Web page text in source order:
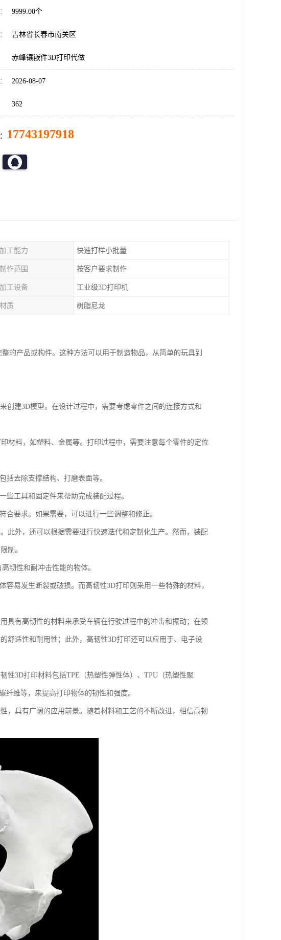
9999.00个
吉林省长春市南关区
赤峰镶嵌件3D打印代做
2026-08-07
362
17743197918
加工能力 快速打样小批量
制作范围 按客户要求制作
加工设备 工业级3D打印机
材质 树脂尼龙
的产品或构件。这种方法可以用于制造物品，从简单的玩具到
创建3D模型。在设计过程中，需要考虑零件之间的连接方式和
材料，如塑料、金属等。打印过程中，需要注意每个零件的定位
括去除支撑结构、打磨表面等。
些工具和固定件来帮助完成装配过程。
要求。如果需要，可以进行一些调整和修正。
此外，还可以根据需要进行快速迭代和定制化生产。然而，装配
制。
韧性和耐冲击性能的物体。
易发生断裂或破损。而高韧性3D打印则采用一些特殊的材料，
具有高韧性的材料来承受车辆在行驶过程中的冲击和振动；在领
舒适性和耐用性；此外，高韧性3D打印还可以应用于、电子设
性3D打印材料包括TPE（热塑性弹性体）、TPU（热塑性聚
维等，来提高打印物体的韧性和强度。
，具有广阔的应用前景。随着材料和工艺的不断改进，相信高韧